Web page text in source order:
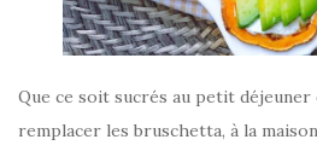
Que ce soit sucrés au petit déjeuner
remplacer les bruschetta, à la